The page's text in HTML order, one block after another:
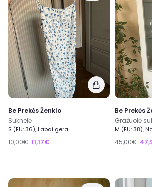
Be Prekės Ženklo
Suknelė
S (EU: 36), Labai gera
10,00€ 11,17€
Be Prekės
Gražuolė
M (EU: 38),
45,00€